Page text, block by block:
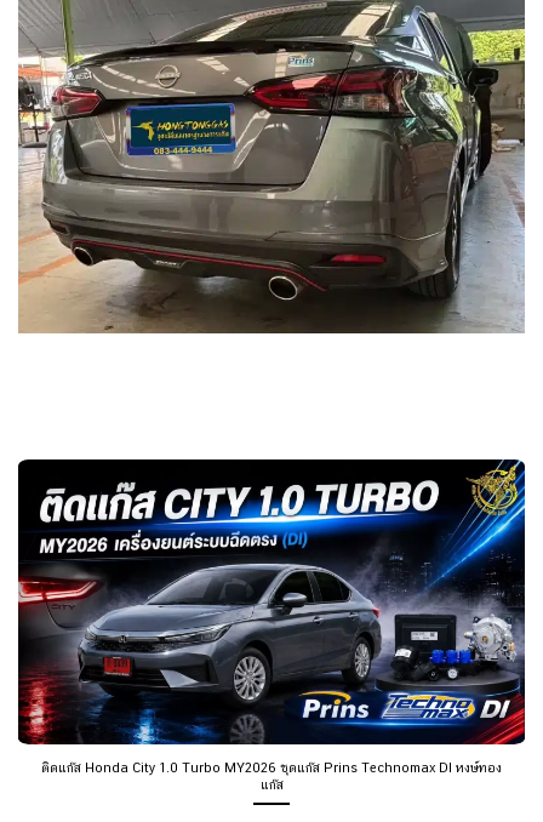
ติดแก๊ส Honda City 1.0 Turbo MY2026 ชุดแก๊ส Prins Technomax DI หงษ์ทอง
แก๊ส